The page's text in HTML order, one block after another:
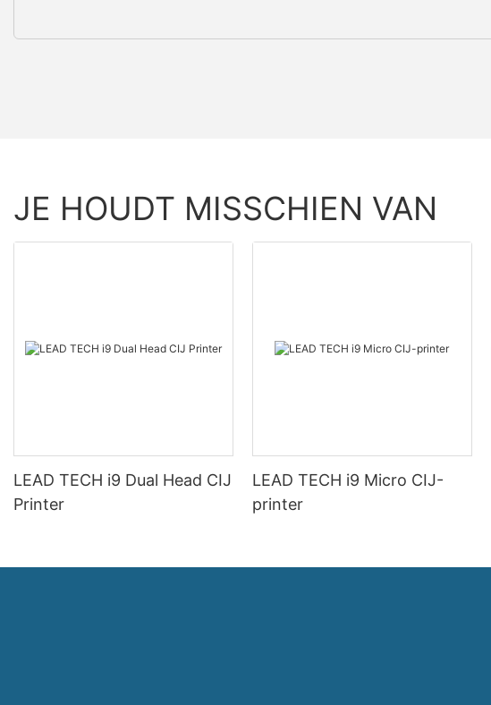
JE HOUDT MISSCHIEN VAN
LEAD TECH i9 Dual Head CIJ
Printer
LEAD TECH i9 Micro CIJ-
printer